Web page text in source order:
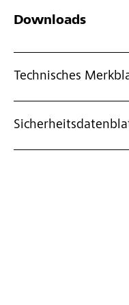
Downloads
Technisches